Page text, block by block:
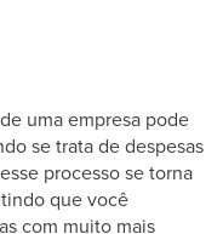
uma empresa pode
se trata de despesas
processo se torna
que você
com muito mais